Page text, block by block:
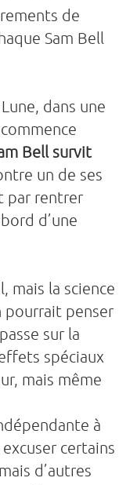
de
Sam Bell
dans une
Bell survit
un de ses
par rentrer
d’une
mais la science
pourrait penser
sur la
spéciaux
mais même
à
certains
d’autres